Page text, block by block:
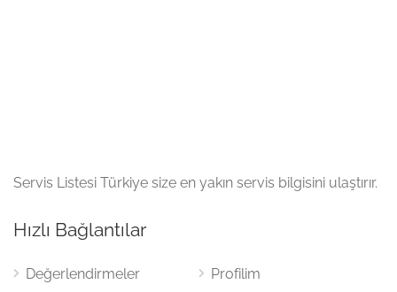
Servis Listesi Türkiye size en yakın servis bilgisini ulaştırır.
Hızlı Bağlantılar
Değerlendirmeler
Profilim